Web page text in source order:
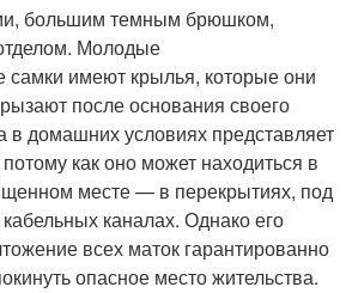
большим темным брюшком,
Молодые
самки имеют крылья, которые они
после основания своего
в домашних условиях представляет
как оно может находиться в
месте — в перекрытиях, под
каналах. Однако его
всех маток гарантированно
опасное место жительства.